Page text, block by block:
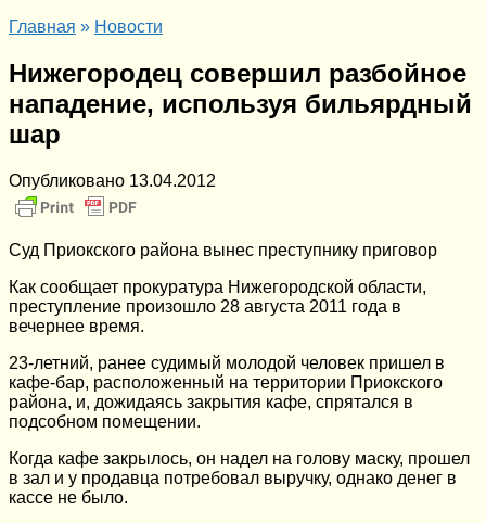
Главная » Новости
Нижегородец совершил разбойное
нападение, используя бильярдный
шар
Опубликовано 13.04.2012
Суд Приокского района вынес преступнику приговор
Как сообщает прокуратура Нижегородской области,
преступление произошло 28 августа 2011 года в
вечернее время.
23-летний, ранее судимый молодой человек пришел в
кафе-бар, расположенный на территории Приокского
района, и, дожидаясь закрытия кафе, спрятался в
подсобном помещении.
Когда кафе закрылось, он надел на голову маску, прошел
в зал и у продавца потребовал выручку, однако денег в
кассе не было.